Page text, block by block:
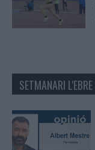
SETMANARI L'EBRE